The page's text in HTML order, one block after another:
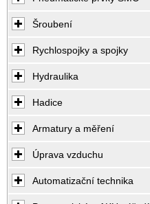
Šroubení
Rychlospojky a spojky
Hydraulika
Hadice
Armatury a měření
Úprava vzduchu
Automatizační technika